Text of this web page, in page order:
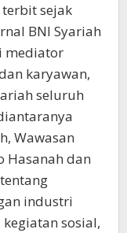
sejak
BNI Syariah
mediator
karyawan,
seluruh
Wawasan
Hasanah dan
industri
sosial,